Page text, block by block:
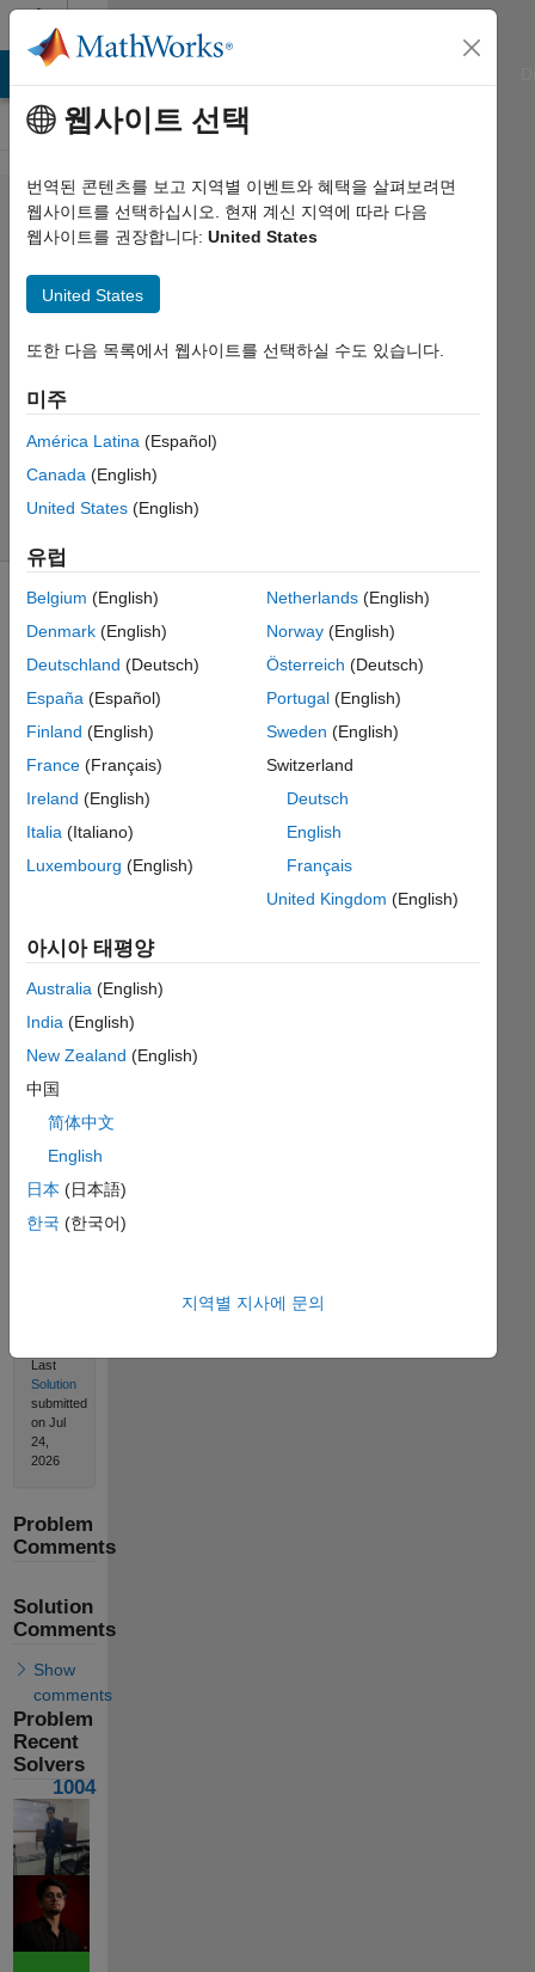
콘텐츠로 바로 가기
Problem
2378.
Area of
a
triangle
Shravankumar
P
1K
solvers
triangle
is
base
'b'
'h'.
it's
Solution
Stats
Last
Solution
submitted
on Jul
24,
2026
Problem
Comments
Solution
Comments
Show
comments
Problem
Recent
Solvers
1004
웹사이트 선택
번역된 콘텐츠를 보고 지역별 이벤트와 혜택을 살펴보려면
웹사이트를 선택하십시오. 현재 계신 지역에 따라 다음
웹사이트를 권장합니다: United States
United States
또한 다음 목록에서 웹사이트를 선택하실 수도 있습니다.
미주
América Latina (Español)
Canada (English)
United States (English)
유럽
Belgium (English)
Denmark (English)
Deutschland (Deutsch)
España (Español)
Finland (English)
France (Français)
Ireland (English)
Italia (Italiano)
Luxembourg (English)
Netherlands(English)
Norway(English)
Österreich (Deutsch)
Portugal(English)
Sweden (English)
Switzerland
Deutsch
English
Français
United Kingdom (English)
아시아 태평양
Australia (English)
India (English)
New Zealand (English)
中国
简体中文
English
日本 (日本語)
한국 (한국어)
지역별 지사에 문의